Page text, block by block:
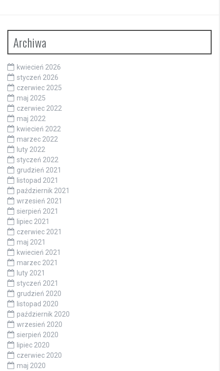
Archiwa
kwiecień 2026
styczeń 2026
czerwiec 2025
maj 2025
czerwiec 2022
maj 2022
kwiecień 2022
marzec 2022
luty 2022
styczeń 2022
grudzień 2021
listopad 2021
październik 2021
wrzesień 2021
sierpień 2021
lipiec 2021
czerwiec 2021
maj 2021
kwiecień 2021
marzec 2021
luty 2021
styczeń 2021
grudzień 2020
listopad 2020
październik 2020
wrzesień 2020
sierpień 2020
lipiec 2020
czerwiec 2020
maj 2020